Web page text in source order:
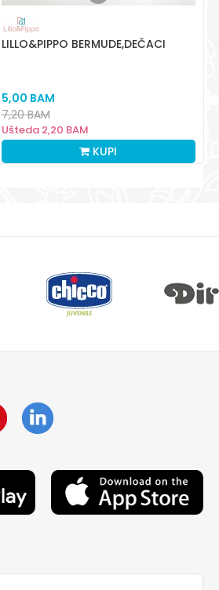
LILLO&PIPPO BERMUDE,DEČACI
5,00 BAM
Ušteda2,20 BAM
7,20BAM
KUPI